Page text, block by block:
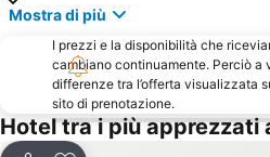
Ospedale Pediatrico Bambino Gesù
Cinecittà
Auditorium Parco della Musica
Parioli
Via Nazionale
Mostra di più
I prezzi e la disponibilità che
cambiano continuamente. Perciò a
differenze tra l’offerta visualizzata
sito di prenotazione.
Hotel tra i più apprezzati